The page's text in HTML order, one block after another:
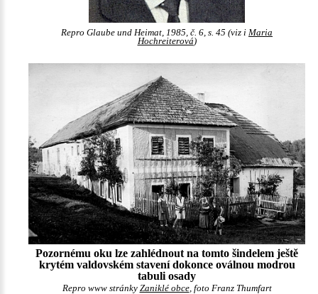
Repro Glaube und Heimat, 1985, č. 6, s. 45 (viz i Maria
Hochreiterová)
Pozornému oku lze zahlédnout na tomto šindelem ještě
krytém valdovském stavení dokonce oválnou modrou
tabuli osady
Repro www stránky Zaniklé obce, foto Franz Thumfart